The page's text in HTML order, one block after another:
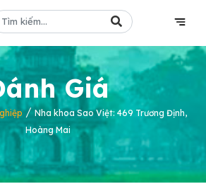
Giá
/ Nha khoa Sao Việt: 469 Trương Định,
Hoàng Mai